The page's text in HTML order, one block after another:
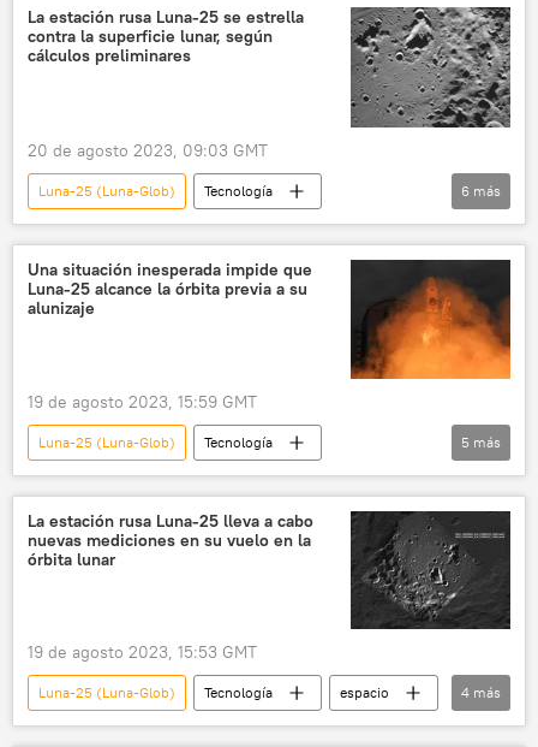
EEUU
🌏 Asia
Japón
Corea del Sur
🚀 Conquista espacial
La estación rusa Luna-25 se estrella
contra la superficie lunar, según
cálculos preliminares
20 de agosto 2023, 09:03 GMT
Luna-25 (Luna-Glob)
Tecnología
🚀 Conquista espacial
la Luna
Roscosmos
espacio
Soyuz-2.1b
Rusia
6 más
Una situación inesperada impide que
Luna-25 alcance la órbita previa a su
alunizaje
19 de agosto 2023, 15:59 GMT
Luna-25 (Luna-Glob)
Tecnología
🚀 Conquista espacial
espacio
Roscosmos
Rusia la Luna
5 más
La estación rusa Luna-25 lleva a cabo
nuevas mediciones en su vuelo en la
órbita lunar
19 de agosto 2023, 15:53 GMT
Luna-25 (Luna-Glob) Tecnología
espacio
🚀 Conquista espacial
Rusia
4 más